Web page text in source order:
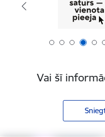
Vai šī